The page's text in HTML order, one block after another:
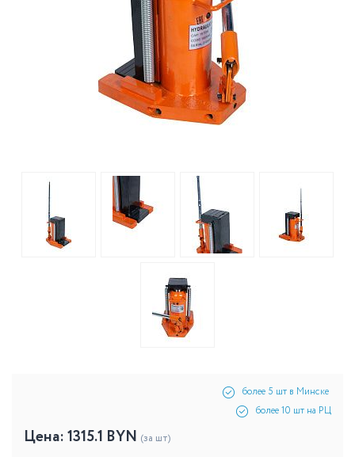
более 5 шт в Минске
более 10 шт на РЦ
Цена:1315.1 BYN (за шт)